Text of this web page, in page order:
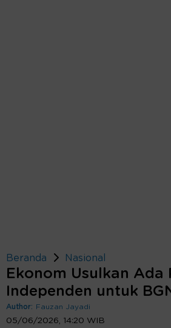
Beranda Nasional
Ekonom Usulkan Ada
Independen untuk
Author: Fauzan Jayadi
05/06/2026, 14:20 WIB